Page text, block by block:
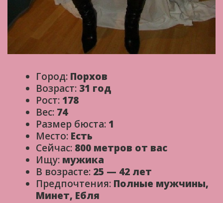
Город: Порхов
Возраст: 31 год
Рост: 178
Вес: 74
Размер бюста: 1
Место: Есть
Сейчас: 800 метров от вас
Ищу: мужика
В возрасте: 25 — 42 лет
Предпочтения: Полные мужчины,
Минет, Ебля